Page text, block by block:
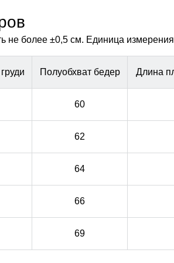
Эластичные
попаданию снега
для большого
просто
горнолыжные
полуперчатки
не более ±0,5 см. Единица
Полуобхват бедер Длина
60
62
64
66
69